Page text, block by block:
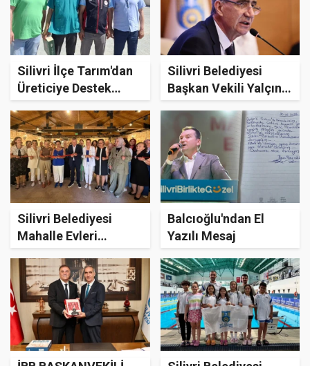
Silivri İlçe Tarım'dan
Üreticiye Destek
Ziyareti
Silivri Belediyesi
Başkan Vekili Yalçın
Ekici Mahalle
Muhtarlarıyla Bir
Araya Geldi
Silivri Belediyesi
Mahalle Evleri
“Sanatın Renkleri”
Sergisi
Balcıoğlu'ndan El
Yazılı Mesaj